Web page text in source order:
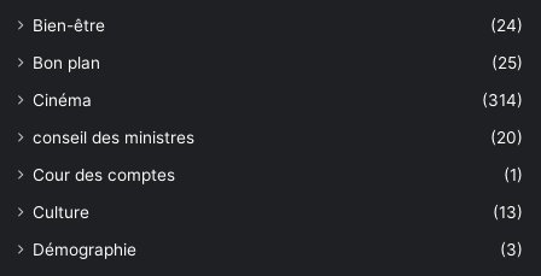
Bien-être
(24)
Bon plan
(25)
Cinéma
(314)
conseil des ministres
(20)
Cour des comptes
(1)
Culture
(13)
Démographie
(3)